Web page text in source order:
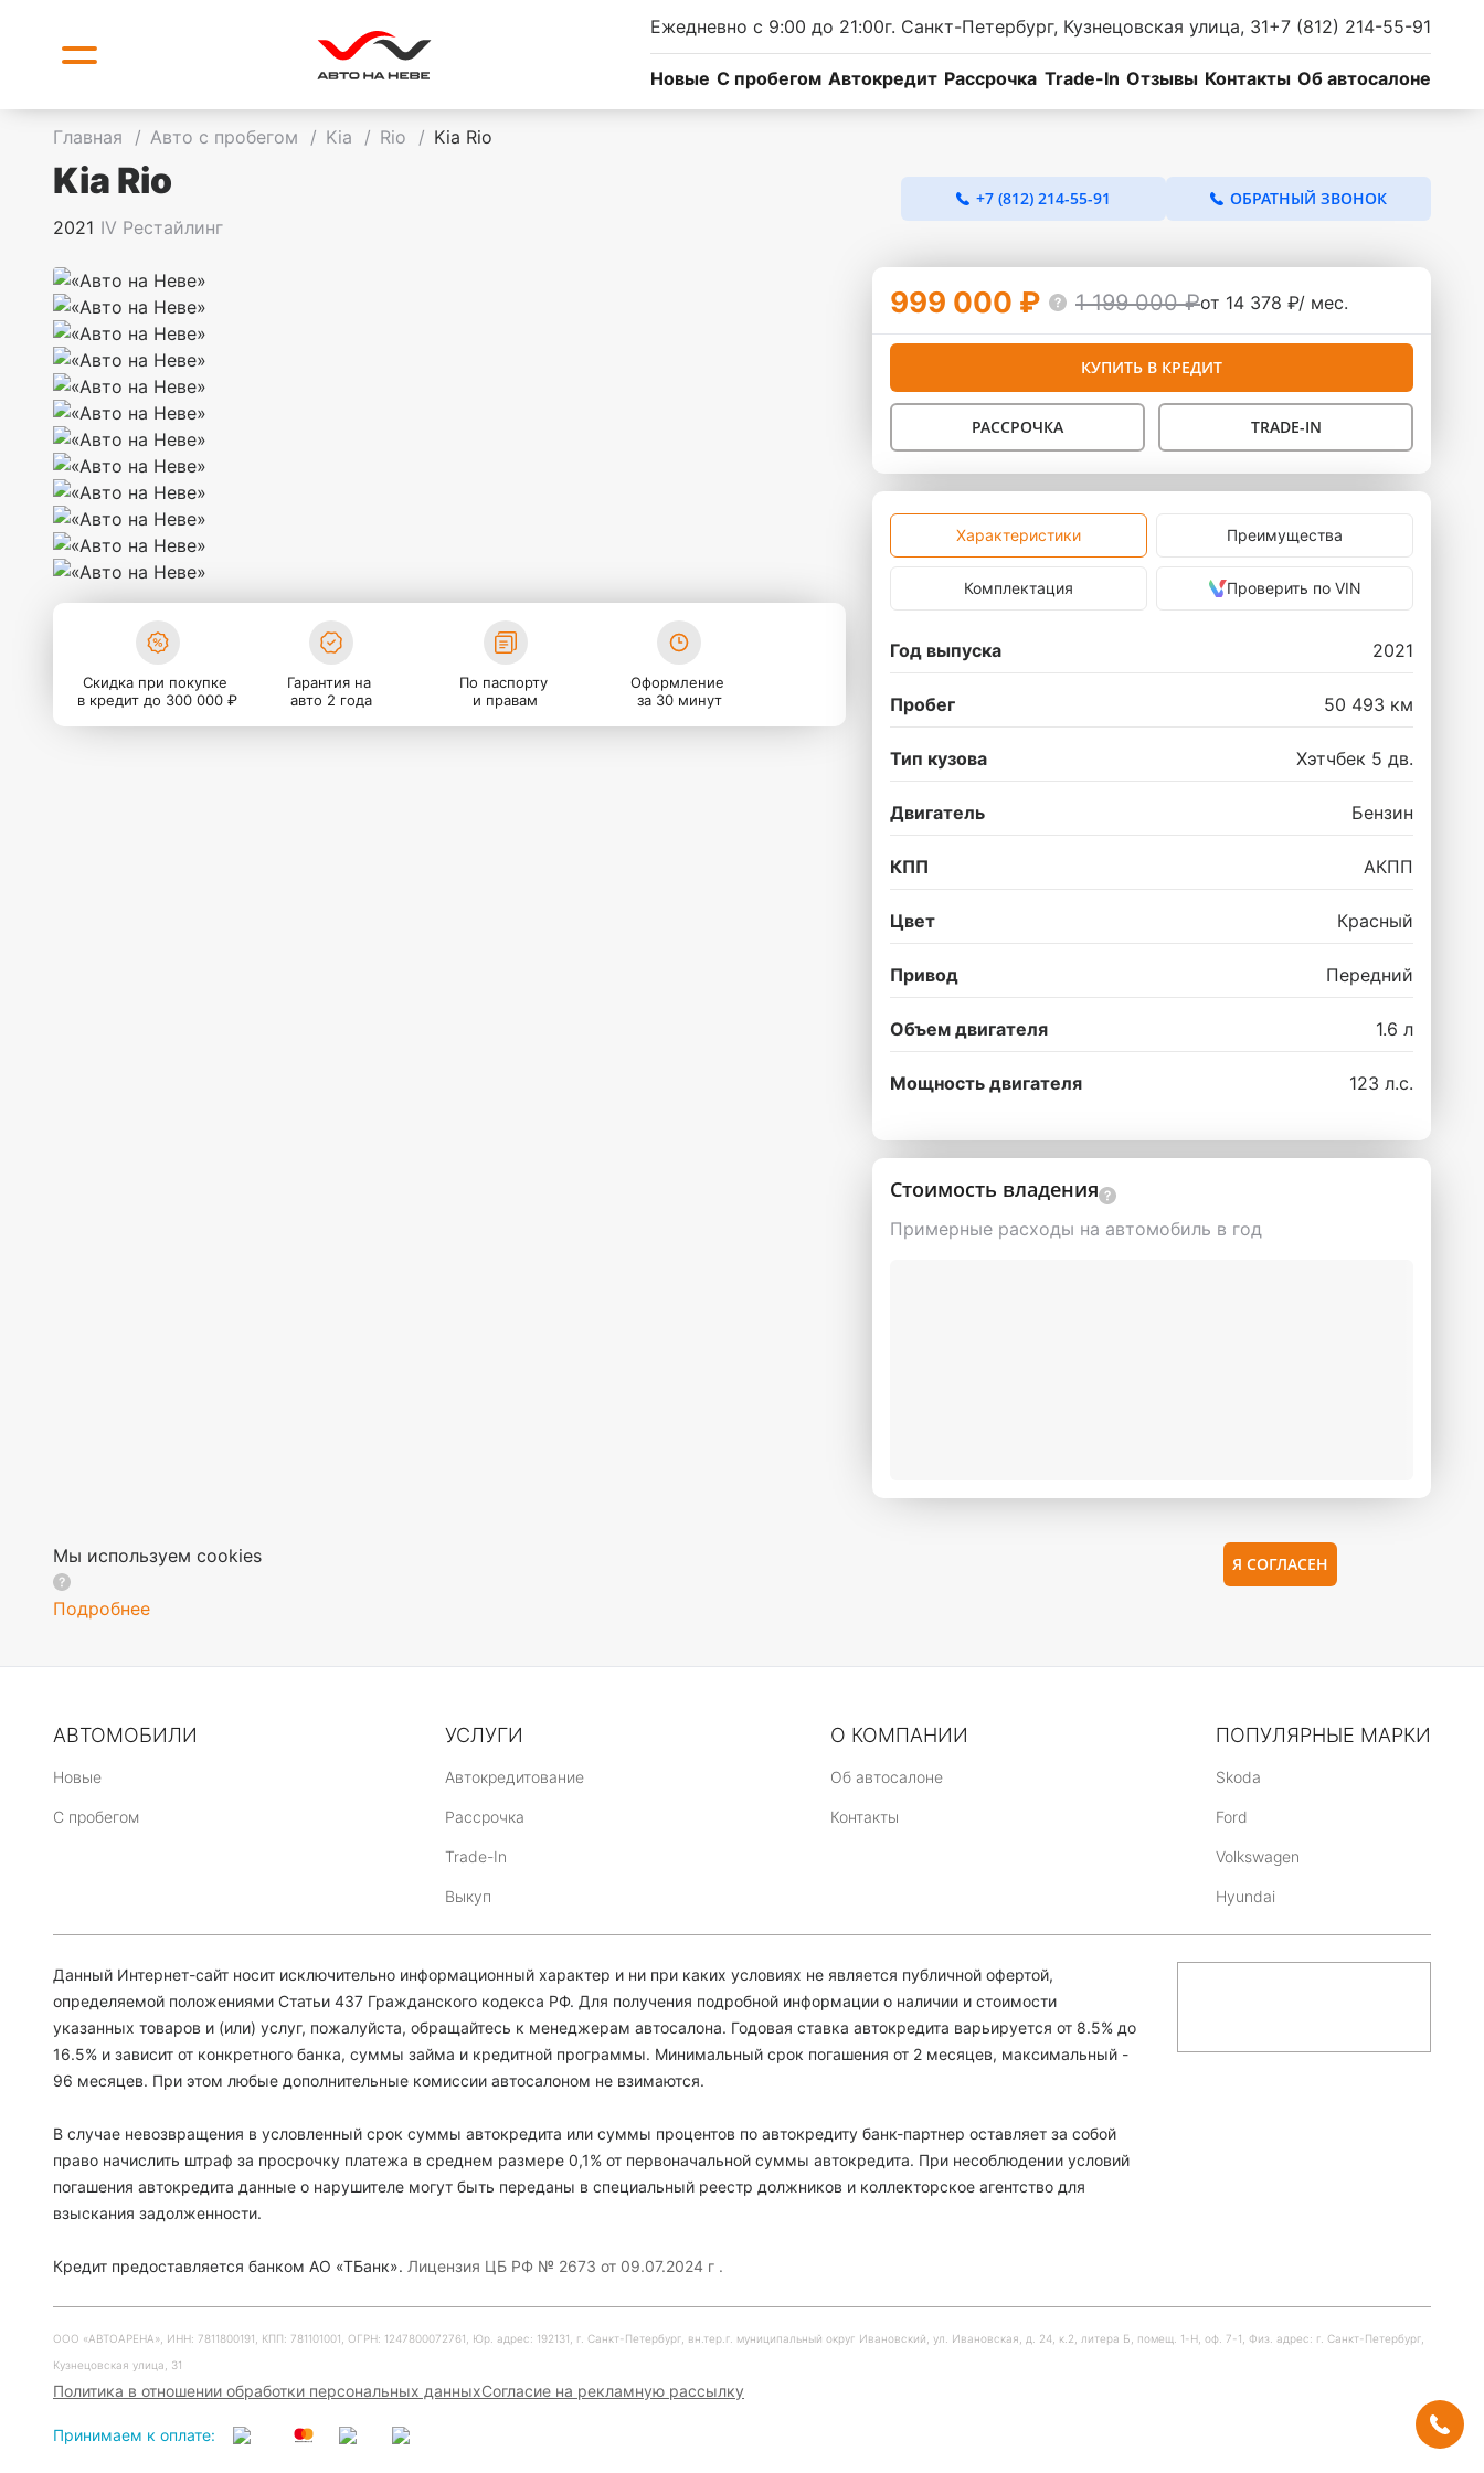
Ежедневно с 9:00 до 21:00г. Санкт-Петербург, Кузнецовская улица, 31+7 (812) 214-55-91
Новые C пробегом Автокредит Рассрочка Trade-In Отзывы Контакты Об автосалоне
Главная / Авто с пробегом / Kia / Rio / Kia Rio
Kia Rio
2021 IV Рестайлинг
+7 (812) 214-55-91 ОБРАТНЫЙ ЗВОНОК
Скидка при покупке
в кредит до 300 000 ₽
Гарантия на
авто 2 года
По паспорту
и правам
Оформление
за 30 минут
999 000 ₽ 1 199 000 ₽от 14 378 ₽/ мес.
КУПИТЬ В КРЕДИТ
РАССРОЧКА TRADE-IN
Характеристики Преимущества
Комплектация Проверить по VIN
Год выпуска 2021
Пробег 50 493 км
Тип кузова Хэтчбек 5 дв.
Двигатель Бензин
КПП АКПП
Цвет Красный
Привод Передний
Объем двигателя 1.6 л
Мощность двигателя 123 л.с.
Стоимость владения
Примерные расходы на автомобиль в год
Мы используем cookies
Подробнее
Я СОГЛАСЕН
АВТОМОБИЛИ
Новые
C пробегом
УСЛУГИ
Автокредитование
Рассрочка
Trade-In
Выкуп
О КОМПАНИИ
Об автосалоне
Контакты
ПОПУЛЯРНЫЕ МАРКИ
Skoda
Ford
Volkswagen
Hyundai
Данный Интернет-сайт носит исключительно информационный характер и ни при каких условиях не является публичной офертой,
определяемой положениями Статьи 437 Гражданского кодекса РФ. Для получения подробной информации о наличии и стоимости
указанных товаров и (или) услуг, пожалуйста, обращайтесь к менеджерам автосалона. Годовая ставка автокредита варьируется от 8.5% до
16.5% и зависит от конкретного банка, суммы займа и кредитной программы. Минимальный срок погашения от 2 месяцев, максимальный -
96 месяцев. При этом любые дополнительные комиссии автосалоном не взимаются.
В случае невозвращения в условленный срок суммы автокредита или суммы процентов по автокредиту банк-партнер оставляет за собой
право начислить штраф за просрочку платежа в среднем размере 0,1% от первоначальной суммы автокредита. При несоблюдении условий
погашения автокредита данные о нарушителе могут быть переданы в специальный реестр должников и коллекторское агентство для
взыскания задолженности.
Кредит предоставляется банком АО «ТБанк». Лицензия ЦБ РФ № 2673 от 09.07.2024 г .
ООО «АВТОАРЕНА», ИНН: 7811800191, КПП: 781101001, ОГРН: 1247800072761, Юр. адрес: 192131, г. Санкт-Петербург, вн.тер.г. муниципальный округ Ивановский, ул. Ивановская, д. 24, к.2, литера Б, помещ. 1-Н, оф. 7-1, Физ. адрес: г. Санкт-Петербург,
Кузнецовская улица, 31
Политика в отношении обработки персональных данныхСогласие на рекламную рассылку
Принимаем к оплате: